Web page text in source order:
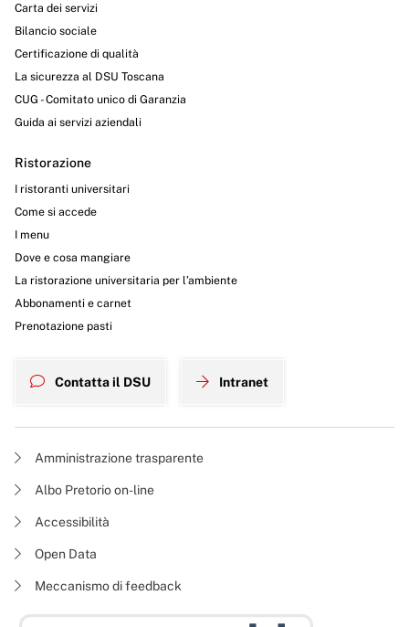
Carta dei servizi
Bilancio sociale
Certificazione di qualità
La sicurezza al DSU Toscana
CUG - Comitato unico di Garanzia
Guida ai servizi aziendali
Ristorazione
I ristoranti universitari
Come si accede
I menu
Dove e cosa mangiare
La ristorazione universitaria per l’ambiente
Abbonamenti e carnet
Prenotazione pasti
Contatta il DSU Intranet
Amministrazione trasparente
Albo Pretorio on-line
Accessibilità
Open Data
Meccanismo di feedback